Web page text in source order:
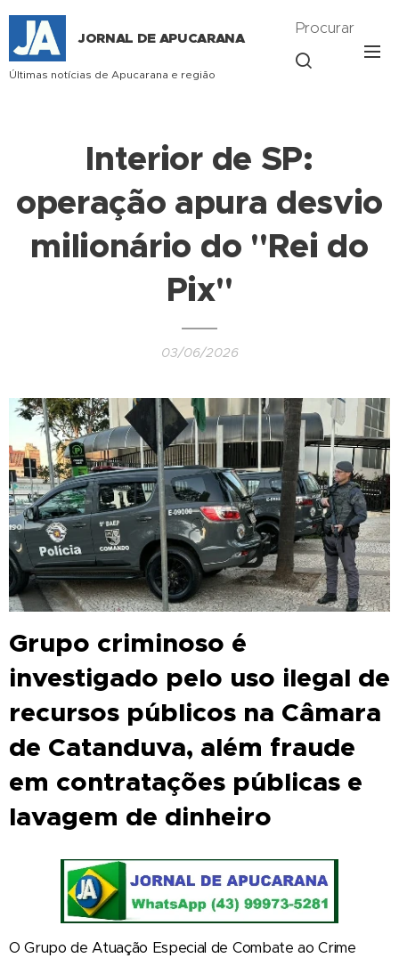
JORNAL DE APUCARANA
Últimas notícias de Apucarana e região
Procurar
Interior de SP:
operação apura desvio
milionário do "Rei do
Pix"
03/06/2026
Grupo criminoso é
investigado pelo uso ilegal de
recursos públicos na Câmara
de Catanduva, além fraude
em contratações públicas e
lavagem de dinheiro
O Grupo de Atuação Especial de Combate ao Crime